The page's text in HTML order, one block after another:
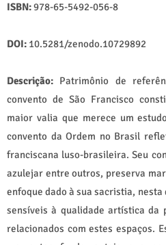
ISBN:978-65-5492-056-8
DOI: 10.5281/zenodo.10729892
Descrição: Patrimônio de
convento de São Francisco
maior valia que merece um
convento da Ordem no Brasil
franciscana luso-brasileira. Seu
azulejar entre outros, preserva
enfoque dado à sua sacristia,
sensíveis à qualidade artística da
relacionados com estes espaços.